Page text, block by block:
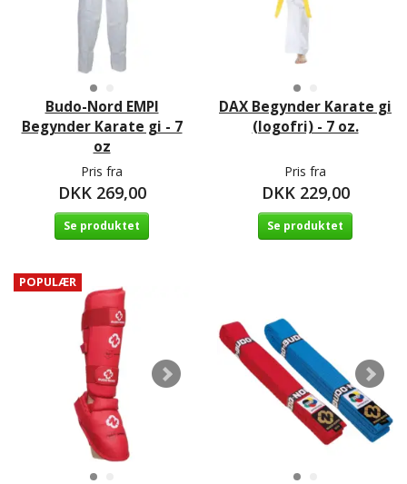
Budo-Nord EMPI
Begynder Karate gi - 7
oz
Pris fra
DKK 269,00
Se produktet
DAX Begynder Karate gi
(logofri) - 7 oz.
Pris fra
DKK 229,00
Se produktet
POPULÆR